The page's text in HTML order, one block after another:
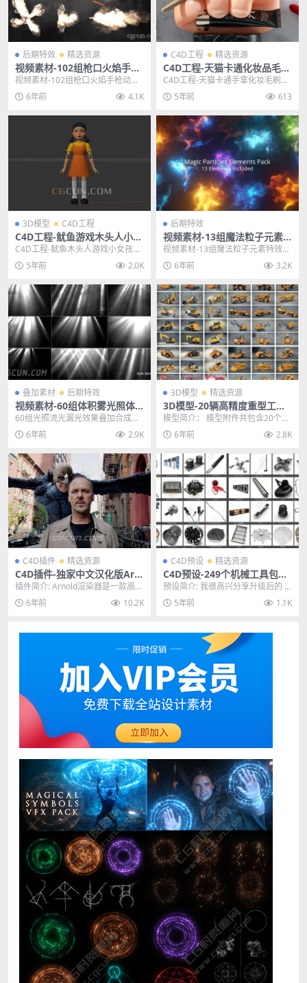
后期特效 精选资源
视频素材-102组枪口火焰手枪
动作战争电影4K合成特效素材
视频素材-102组枪口火焰手枪动作
战争电影4K合成特效素材 Final Cut
... 6年前 4.1K
C4D工程 精选资源
C4D工程-天猫卡通化妆品毛刷
电商广告海报Octane工程
C4D工程-天猫卡通手拿化妆毛刷的
电商海报Octane工程 其他推荐 C4
D模型...
5年前 613
3D模型 C4D工程
C4D工程-鱿鱼游戏木头人小女
孩模型3D模型 格式支持FBX C
4D
C4D工程-鱿鱼木头人游戏小女孩模
型3D模型 格式支持FBX C4D 其他
推荐:...
5年前 2.0K
后期特效
视频素材-13组魔法粒子元素
特效合成动画视频素材
视频素材-13组魔法粒子元素特效合
成动画视频素材 主题授权提示：请
在后台主题设置...
6年前 3.2K
叠加素材 后期特效
视频素材-60组体积雾光照体
积光流光漏光效果叠加合成素
材合集
60组光照流光漏光效果叠加合成素
材合集，这些素材包含很多效果，
是一个大合集，各种...
6年前 2.9K
3D模型 精选资源
3D模型-20辆高精度重型工程
车辆模型C4D MAX 3DS FBX
OBJ DXF 含贴图材质
模型简介： 模型附件共包含20个重
型工程车辆，重型机械，矿车，货
车，挖掘机，铲车...
6年前 2.8K
C4D插件 精选资源
C4D插件-独家中文汉化版Arn
old阿诺德渲染器 3.0.2 WIN
中英双语版
插件简介: Arnold渲染器是一款高级
的、跨平台的渲染 API。是基于物
理算法...
6年前 10.2K
C4D预设 精选资源
C4D预设-249个机械工具包模
型预设合集 Designers Pack
预设简介: 我很高兴分享升级后的 D
esigners Pack 2.0！我们已将...
5年前 1.1K